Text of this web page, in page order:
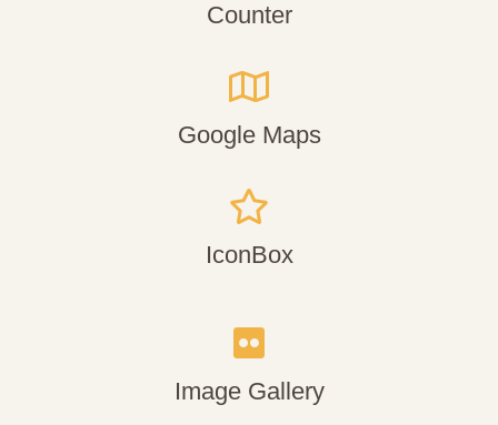
Counter
Google Maps
IconBox
Image Gallery